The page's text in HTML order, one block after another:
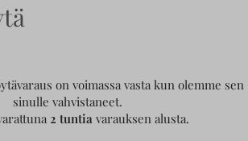
on voimassa vasta kun olemme sen
sinulle vahvistaneet.
2 tuntiavarauksen alusta.